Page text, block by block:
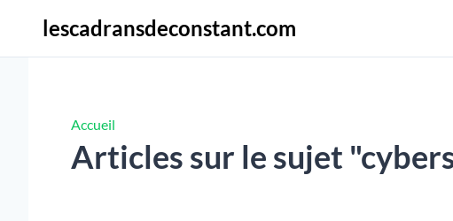
lescadransdeconstant.com
Accueil
Articles sur le sujet